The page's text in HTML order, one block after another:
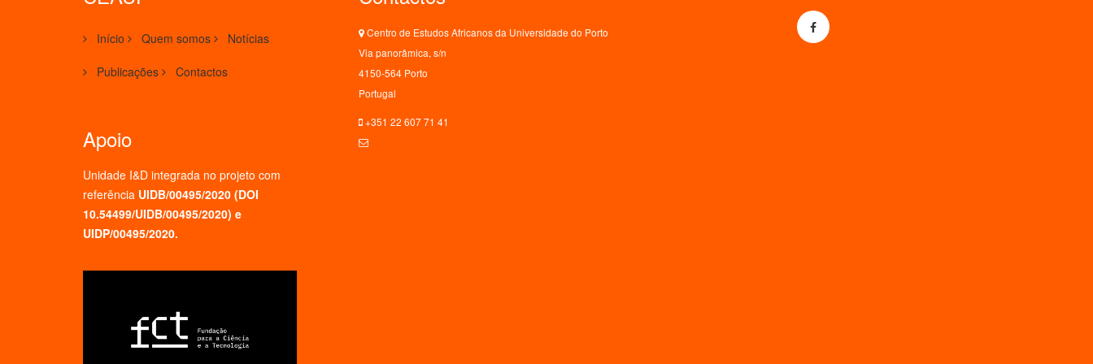
Início Quem somos Notícias
Publicações Contactos
Apoio
Unidade I&D integrada no projeto com
referência UIDB/00495/2020 (DOI
10.54499/UIDB/00495/2020) e
UIDP/00495/2020.
Centro de Estudos Africanos da Universidade do Porto
Via panorâmica, s/n
4150-564 Porto
Portugal
+351 22 607 71 41